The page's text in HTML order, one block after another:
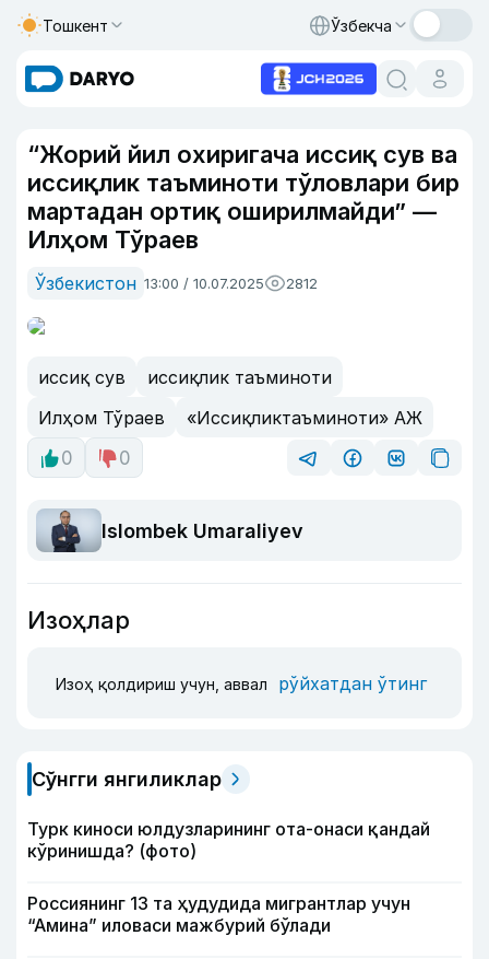
Тошкент Ўзбекча
“Жорий йил охиригача иссиқ сув ва
иссиқлик таъминоти тўловлари бир
мартадан ортиқ оширилмайди” —
Илҳом Тўраев
Ўзбекистон 13:00 / 10.07.2025 2812
иссиқ сув
иссиқлик таъминоти
Илҳом Тўраев
«Иссиқликтаъминоти» АЖ
0
0
Islombek Umaraliyev
Изоҳлар
Изоҳ қолдириш учун, аввал рўйхатдан ўтинг
Сўнгги янгиликлар
Турк киноси юлдузларининг ота-онаси қандай
кўринишда? (фото)
Россиянинг 13 та ҳудудида мигрантлар учун
“Амина” иловаси мажбурий бўлади